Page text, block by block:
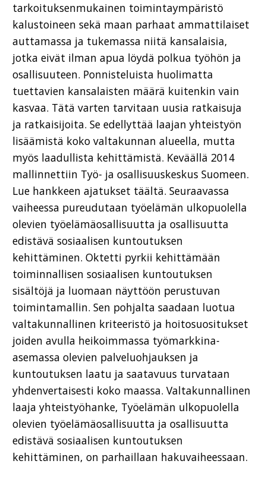
tarkoituksenmukainen toimintaympäristö
kalustoineen sekä maan parhaat ammattilaiset
auttamassa ja tukemassa niitä kansalaisia,
jotka eivät ilman apua löydä polkua työhön ja
osallisuuteen. Ponnisteluista huolimatta
tuettavien kansalaisten määrä kuitenkin vain
kasvaa. Tätä varten tarvitaan uusia ratkaisuja
ja ratkaisijoita. Se edellyttää laajan yhteistyön
lisäämistä koko valtakunnan alueella, mutta
myös laadullista kehittämistä. Keväällä 2014
mallinnettiin Työ- ja osallisuuskeskus Suomeen.
Lue hankkeen ajatukset täältä. Seuraavassa
vaiheessa pureudutaan työelämän ulkopuolella
olevien työelämäosallisuutta ja osallisuutta
edistävä sosiaalisen kuntoutuksen
kehittäminen. Oktetti pyrkii kehittämään
toiminnallisen sosiaalisen kuntoutuksen
sisältöjä ja luomaan näyttöön perustuvan
toimintamallin. Sen pohjalta saadaan luotua
valtakunnallinen kriteeristö ja hoitosuositukset
joiden avulla heikoimmassa työmarkkina-
asemassa olevien palveluohjauksen ja
kuntoutuksen laatu ja saatavuus turvataan
yhdenvertaisesti koko maassa. Valtakunnallinen
laaja yhteistyöhanke, Työelämän ulkopuolella
olevien työelämäosallisuutta ja osallisuutta
edistävä sosiaalisen kuntoutuksen
kehittäminen, on parhaillaan hakuvaiheessaan.